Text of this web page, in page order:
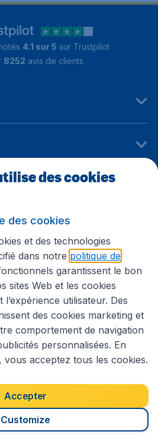
4.1 sur 5 sur Trustpilot
8252 avis de clients
Conditions générales
confidentialité
d’auteur © 2026
des cookies
des cookies
et des technologies
dans notre politique de
garantissent le bon
sites Web et les cookies
utilisateur. Des
des cookies marketing et
comportement de navigation
personnalisées. En
acceptez tous les cookies.
Accepter
Customize